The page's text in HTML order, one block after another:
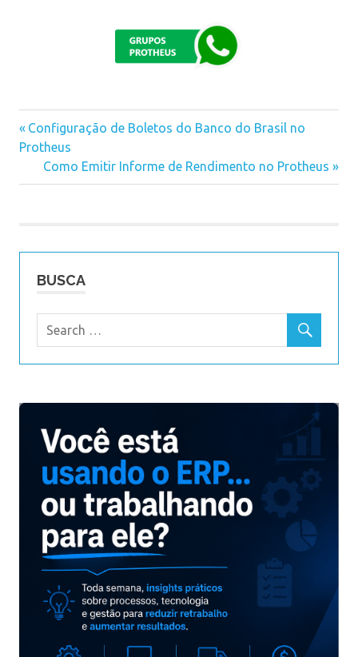
Navegação
Previous
Post:
Configuração de Boletos do Banco do Brasil no
Protheus
Next
Post:
Como Emitir Informe de Rendimento no Protheus
BUSCA